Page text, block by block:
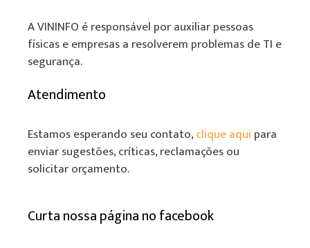
A VININFO é responsável por auxiliar pessoas
físicas e empresas a resolverem problemas de TI e
segurança.
Atendimento
Estamos esperando seu contato,clique aqui para
enviar sugestões, críticas, reclamações ou
solicitar orçamento.
Curta nossa página no facebook